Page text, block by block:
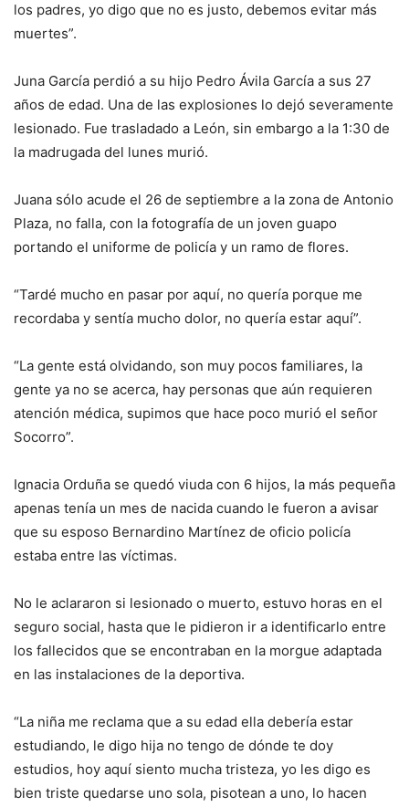
los padres, yo digo que no es justo, debemos evitar más
muertes”.
Juna García perdió a su hijo Pedro Ávila García a sus 27
años de edad. Una de las explosiones lo dejó severamente
lesionado. Fue trasladado a León, sin embargo a la 1:30 de
la madrugada del lunes murió.
Juana sólo acude el 26 de septiembre a la zona de Antonio
Plaza, no falla, con la fotografía de un joven guapo
portando el uniforme de policía y un ramo de flores.
“Tardé mucho en pasar por aquí, no quería porque me
recordaba y sentía mucho dolor, no quería estar aquí”.
“La gente está olvidando, son muy pocos familiares, la
gente ya no se acerca, hay personas que aún requieren
atención médica, supimos que hace poco murió el señor
Socorro”.
Ignacia Orduña se quedó viuda con 6 hijos, la más pequeña
apenas tenía un mes de nacida cuando le fueron a avisar
que su esposo Bernardino Martínez de oficio policía
estaba entre las víctimas.
No le aclararon si lesionado o muerto, estuvo horas en el
seguro social, hasta que le pidieron ir a identificarlo entre
los fallecidos que se encontraban en la morgue adaptada
en las instalaciones de la deportiva.
“La niña me reclama que a su edad ella debería estar
estudiando, le digo hija no tengo de dónde te doy
estudios, hoy aquí siento mucha tristeza, yo les digo es
bien triste quedarse uno sola, pisotean a uno, lo hacen